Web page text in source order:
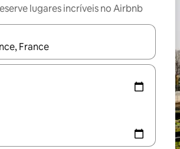
lugares incríveis no Airbnb
estiverem disponíveis, explore-os